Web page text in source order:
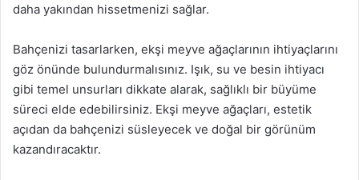
daha yakından hissetmenizi sağlar.
Bahçenizi tasarlarken, ekşi meyve ağaçlarının ihtiyaçlarını
göz önünde bulundurmalısınız. Işık, su ve besin ihtiyacı
gibi temel unsurları dikkate alarak, sağlıklı bir büyüme
süreci elde edebilirsiniz. Ekşi meyve ağaçları, estetik
açıdan da bahçenizi süsleyecek ve doğal bir görünüm
kazandıracaktır.